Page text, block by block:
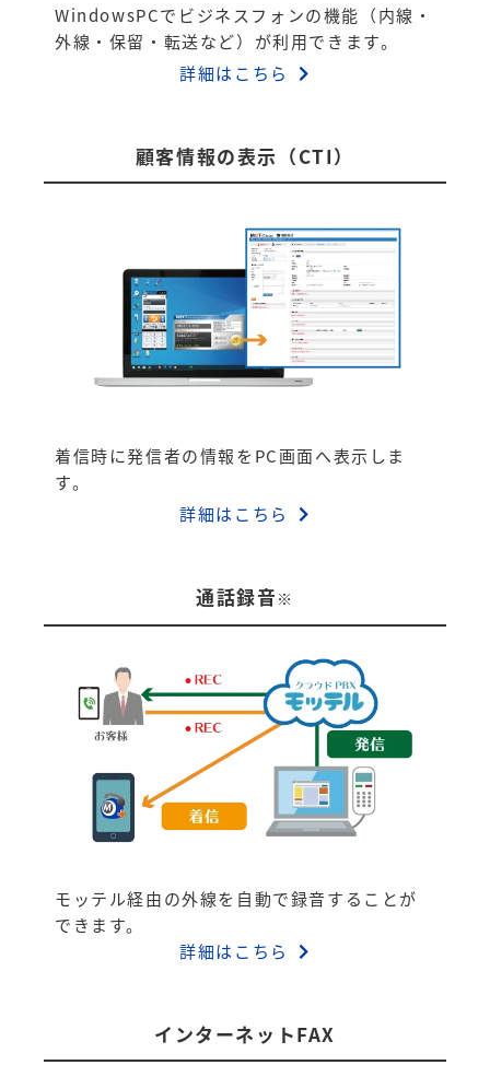
WindowsPCでビジネスフォンの機能（内線・
外線・保留・転送など）が利用できます。
詳細はこちら
顧客情報の表示（CTI）
着信時に発信者の情報をPC画面へ表示しま
す。
詳細はこちら
通話録音 ※
モッテル経由の外線を自動で録音することが
できます。
詳細はこちら
インターネットFAX